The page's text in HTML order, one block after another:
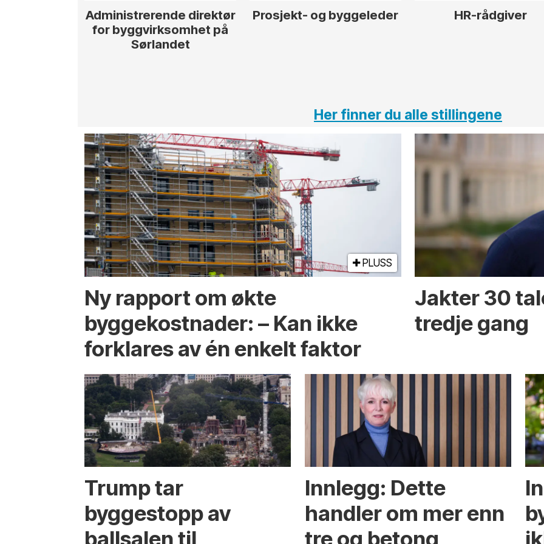
Administrerende direktør
for byggvirksomhet på
Sørlandet
Prosjekt- og byggeleder HR-rådgiver
Her finner du alle stillingene
PLUSS
Ny rapport om økte
byggekostnader: – Kan ikke
forklares av én enkelt faktor
Jakter 30
tredje gang
Trump tar
byggestopp av
ballsalen til
Innlegg: Dette
handler om mer enn
tre og betong